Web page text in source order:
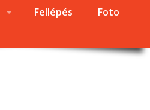
Fellépés
Foto